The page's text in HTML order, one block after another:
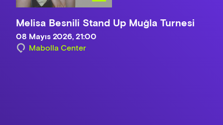
Melisa Besnili Stand Up Muğla Turnesi
08 Mayıs 2026, 21:00
Mabolla Center